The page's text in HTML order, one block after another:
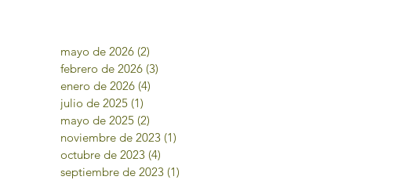
mayo de 2026 (2)
febrero de 2026 (3)
enero de 2026 (4)
julio de 2025 (1)
mayo de 2025 (2)
noviembre de 2023 (1)
octubre de 2023 (4)
septiembre de 2023 (1)